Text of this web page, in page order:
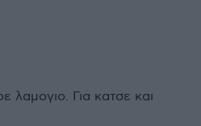
λαμογιο. Για κατσε και